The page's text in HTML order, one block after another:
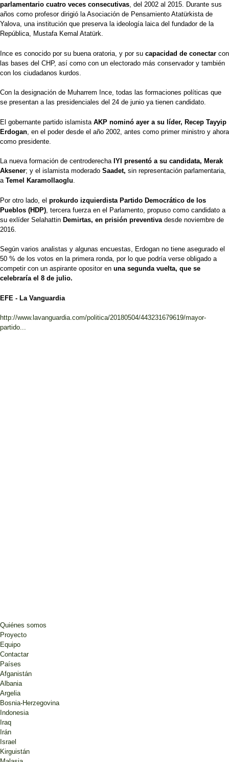
parlamentario cuatro veces consecutivas, del 2002 al 2015. Durante sus
años como profesor dirigió la Asociación de Pensamiento Atatürkista de
Yalova, una institución que preserva la ideología laica del fundador de la
República, Mustafa Kemal Atatürk.
Ince es conocido por su buena oratoria, y por su capacidad de conectar con
las bases del CHP, así como con un electorado más conservador y también
con los ciudadanos kurdos.
Con la designación de Muharrem Ince, todas las formaciones políticas que
se presentan a las presidenciales del 24 de junio ya tienen candidato.
El gobernante partido islamista AKP nominó ayer a su líder, Recep Tayyip
Erdogan , en el poder desde el año 2002, antes como primer ministro y ahora
como presidente.
La nueva formación de centroderecha IYI presentó a su candidata, Merak
Aksener; y el islamista moderado Saadet, sin representación parlamentaria,
a Temel Karamollaoglu.
Por otro lado, el prokurdo izquierdista Partido Democrático de los
Pueblos (HDP) , tercera fuerza en el Parlamento, propuso como candidato a
su exlíder Selahattin Demirtas, en prisión preventiva desde noviembre de
2016.
Según varios analistas y algunas encuestas, Erdogan no tiene asegurado el
50 % de los votos en la primera ronda, por lo que podría verse obligado a
competir con un aspirante opositor en una segunda vuelta, que se
celebraría el 8 de julio.
EFE - La Vanguardia
http://www.lavanguardia.com/politica/20180504/443231679619/mayor-
partido...
Quiénes somos
Proyecto
Equipo
Contactar
Países
Afganistán
Albania
Argelia
Bosnia-Herzegovina
Indonesia
Iraq
Irán
Israel
Kirguistán